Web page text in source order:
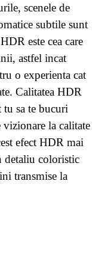
scenele de
subtile sunt
este cea care
astfel incat
o experienta cat
Calitatea HDR
sa te bucuri
la calitate
efect HDR mai
detaliu coloristic
transmise la